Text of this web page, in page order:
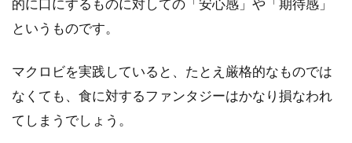
的に口にするものに対しての「安心感」や「期待感」
というものです。
マクロビを実践していると、たとえ厳格的なものでは
なくても、食に対するファンタジーはかなり損なわれ
てしまうでしょう。